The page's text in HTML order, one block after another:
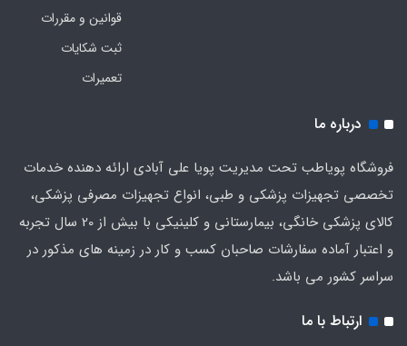
قوانین و مقررات
ثبت شکایات
تعمیرات
درباره ما
فروشگاه پویاطب تحت مدیریت پویا علی آبادی ارائه دهنده خدمات
تخصصی تجهیزات پزشکی و طبی، انواع تجهیزات مصرفی پزشکی،
کالای پزشکی خانگی، بیمارستانی و کلینیکی با بیش از 20 سال تجربه
و اعتبار آماده سفارشات صاحبان کسب و کار در زمینه های مذکور در
سراسر کشور می باشد.
ارتباط با ما